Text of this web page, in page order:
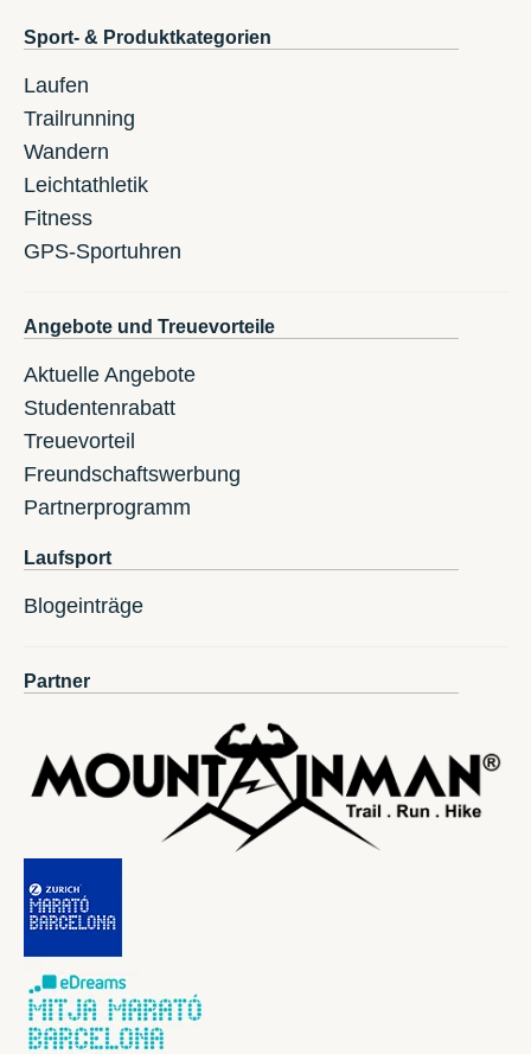
Sport- & Produktkategorien
Laufen
Trailrunning
Wandern
Leichtathletik
Fitness
GPS-Sportuhren
Angebote und Treuevorteile
Aktuelle Angebote
Studentenrabatt
Treuevorteil
Freundschaftswerbung
Partnerprogramm
Laufsport
Blogeinträge
Partner